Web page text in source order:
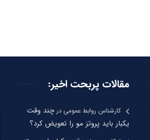
مقالات پربحت اخیر:
کارشناس روابط عمومیدرچند وقت
یکبار باید پروتز مو را تعویض کرد؟